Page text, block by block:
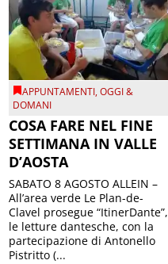
APPUNTAMENTI,OGGI &
DOMANI
COSA FARE NEL FINE
SETTIMANA IN VALLE
D’AOSTA
SABATO 8 AGOSTO ALLEIN –
All’area verde Le Plan-de-
Clavel prosegue “ItinerDante”,
le letture dantesche, con la
partecipazione di Antonello
Pistritto (...